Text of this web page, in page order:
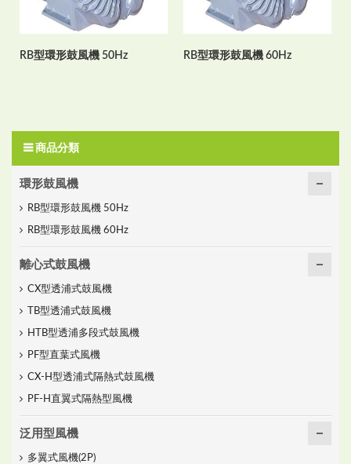
RB型環形鼓風機 50Hz RB型環形鼓風機 60Hz
商品分類
環形鼓風機
RB型環形鼓風機 50Hz
RB型環形鼓風機 60Hz
離心式鼓風機
CX型透浦式鼓風機
TB型透浦式鼓風機
HTB型透浦多段式鼓風機
PF型直葉式風機
CX-H型透浦式隔熱式鼓風機
PF-H直翼式隔熱型風機
泛用型風機
多翼式風機(2P)